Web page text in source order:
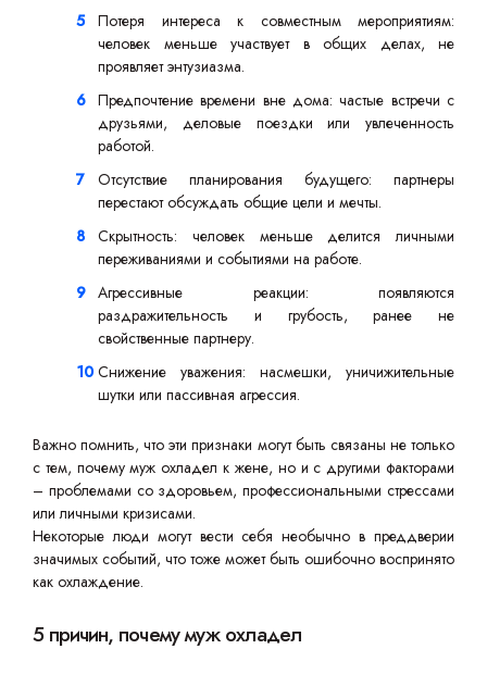
Потеря интереса к совместным мероприятиям:
человек меньше участвует в общих делах, не
проявляет энтузиазма.
Предпочтение времени вне дома: частые встречи с
друзьями, деловые поездки или увлеченность
работой.
Отсутствие планирования будущего: партнеры
перестают обсуждать общие цели и мечты.
Скрытность: человек меньше делится личными
переживаниями и событиями на работе.
Агрессивные реакции: появляются
раздражительность и грубость, ранее не
свойственные партнеру.
Снижение уважения: насмешки, уничижительные
шутки или пассивная агрессия.
Важно помнить, что эти признаки могут быть связаны не только
с тем, почему муж охладел к жене, но и с другими факторами
– проблемами со здоровьем, профессиональными стрессами
или личными кризисами.
Некоторые люди могут вести себя необычно в преддверии
значимых событий, что тоже может быть ошибочно воспринято
как охлаждение.
5 причин, почему муж охладел